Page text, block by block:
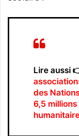
Lire aussi
des
6,5 millions